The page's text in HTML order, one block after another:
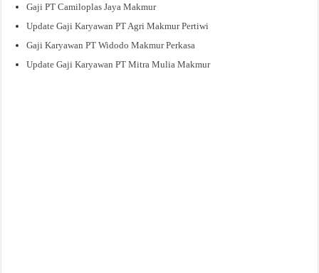
Gaji PT Camiloplas Jaya Makmur
Update Gaji Karyawan PT Agri Makmur Pertiwi
Gaji Karyawan PT Widodo Makmur Perkasa
Update Gaji Karyawan PT Mitra Mulia Makmur